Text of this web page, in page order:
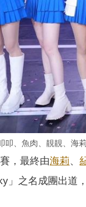
叩、魚肉、靚靚、海
，最終由海莉、
」之名成團出道